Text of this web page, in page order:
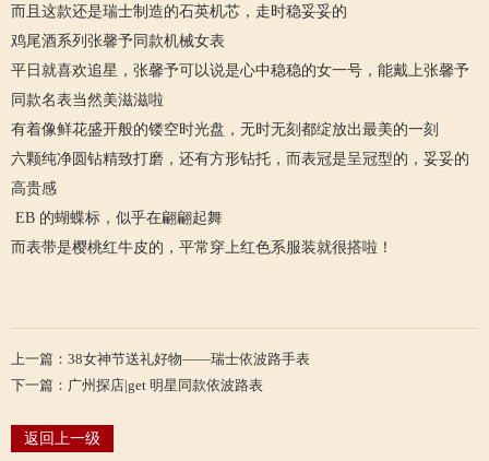
而且这款还是瑞士制造的石英机芯，走时稳妥妥的
鸡尾酒系列张馨予同款机械女表
平日就喜欢追星，张馨予可以说是心中稳稳的女一号，能戴上张馨予
同款名表当然美滋滋啦
有着像鲜花盛开般的镂空时光盘，无时无刻都绽放出最美的一刻
六颗纯净圆钻精致打磨，还有方形钻托，而表冠是呈冠型的，妥妥的
高贵感
EB 的蝴蝶标，似乎在翩翩起舞
而表带是樱桃红牛皮的，平常穿上红色系服装就很搭啦！
上一篇：38女神节送礼好物——瑞士依波路手表
下一篇：广州探店|get 明星同款依波路表
返回上一级